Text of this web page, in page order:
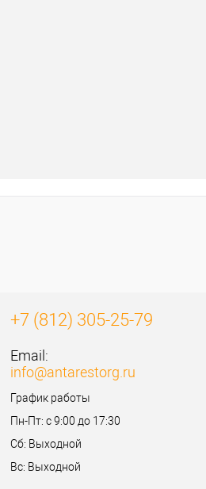
+7 (812) 305-25-79
Email:
info@antarestorg.ru
График работы
Пн-Пт: с 9:00 до 17:30
Сб: Выходной
Вс: Выходной